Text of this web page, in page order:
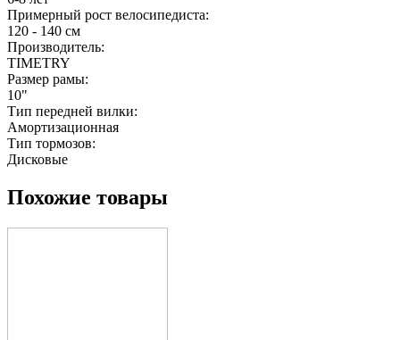
Примерный рост велосипедиста:
120 - 140 см
Производитель:
TIMETRY
Размер рамы:
10"
Тип передней вилки:
Амортизационная
Тип тормозов:
Дисковые
Похожие товары